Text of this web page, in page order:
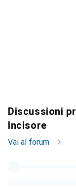
Discussioni
Incisore
Vai al forum